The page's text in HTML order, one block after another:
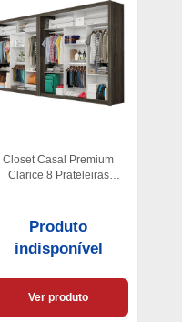
Closet Casal Premium
Clarice 8 Prateleiras
Produto
indisponível
Ver produto